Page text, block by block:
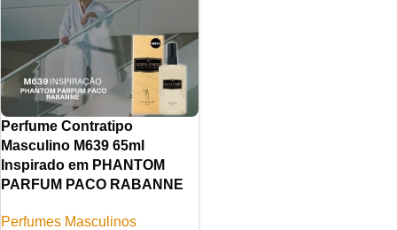
Perfume Contratipo
Masculino M639 65ml
Inspirado em PHANTOM
PARFUM PACO RABANNE
Perfumes Masculinos